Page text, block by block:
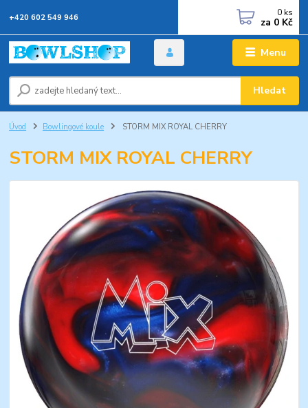
Menu
Hledat
+420 602 549 946 0 ks
za 0 Kč
Úvod Bowlingové koule STORM MIX ROYAL CHERRY
STORM MIX ROYAL CHERRY